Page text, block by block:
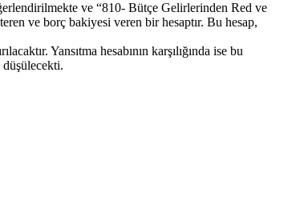
ve “810- Bütçe Gelirlerinden Red ve
ve borç bakiyesi veren bir hesaptır. Bu hesap,
Yansıtma hesabının karşılığında ise bu
düşülecekti.